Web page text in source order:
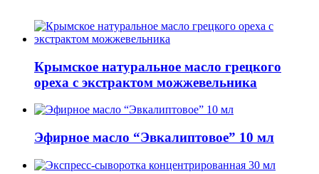
Крымское натуральное масло грецкого
ореха с экстрактом можжевельника
Эфирное масло “Эвкалиптовое” 10 мл